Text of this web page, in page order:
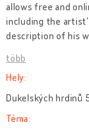
allows free and
including the
description of his
több
Hely:
Dukelských hrdinů
Téma: